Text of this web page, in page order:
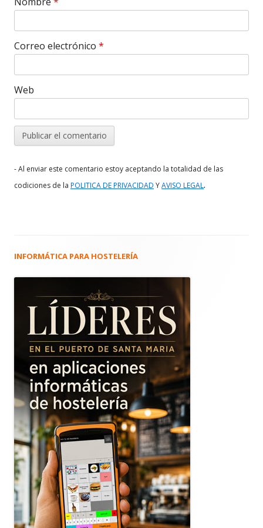
Correo electrónico *
Web
- Al enviar este comentario estoy aceptando la totalidad de las
codiciones de la POLITICA DE PRIVACIDAD YAVISO LEGAL.
Barra
principal
INFORMÁTICA PARA HOSTELERÍA